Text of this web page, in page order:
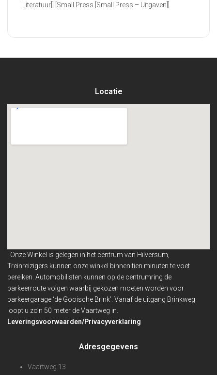
Literatuur]] [Small Press [Small Press – Uitgaven]]
Locatie
Onze Winkel is gelegen in het centrum van Hilversum,
Treinreizigers kunnen onze winkel binnentien minuten te voet
bereiken. Automobilisten kunnen op de centrumring de
parkeerroute volgen waarbij gekozen moeten worden voor
parkeergarage ‘de Gooische Brink’. Vanaf de uitgang Brinkweg
loopt u zo’n 50 meter de Vaartweg in.
Leveringsvoorwaarden/Privacyverklaring
Adresgegevens
Vaartweg 13